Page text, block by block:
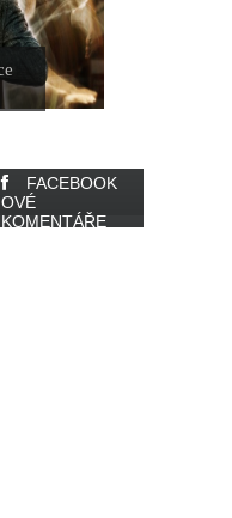
FACEBOOK
OVÉ
KOMENTÁŘE